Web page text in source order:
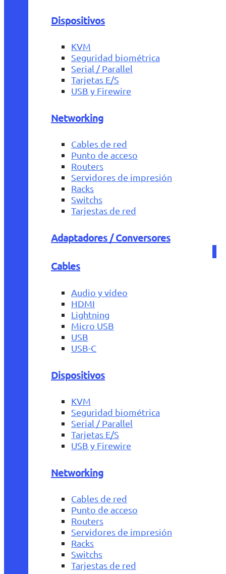
Dispositivos
KVM
Seguridad biométrica
Serial / Parallel
Tarjetas E/S
USB y Firewire
Networking
Cables de red
Punto de acceso
Routers
Servidores de impresión
Racks
Switchs
Tarjestas de red
Adaptadores / Conversores
Cables
Audio y vídeo
HDMI
Lightning
Micro USB
USB
USB-C
Dispositivos
KVM
Seguridad biométrica
Serial / Parallel
Tarjetas E/S
USB y Firewire
Networking
Cables de red
Punto de acceso
Routers
Servidores de impresión
Racks
Switchs
Tarjestas de red